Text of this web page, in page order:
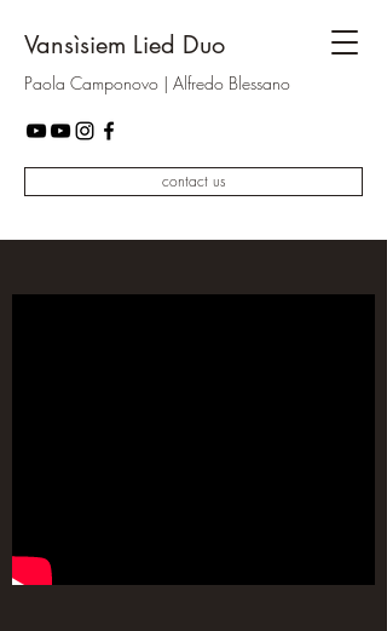
Vansìsiem Lied Duo
Paola Camponovo | Alfredo Blessano
contact us